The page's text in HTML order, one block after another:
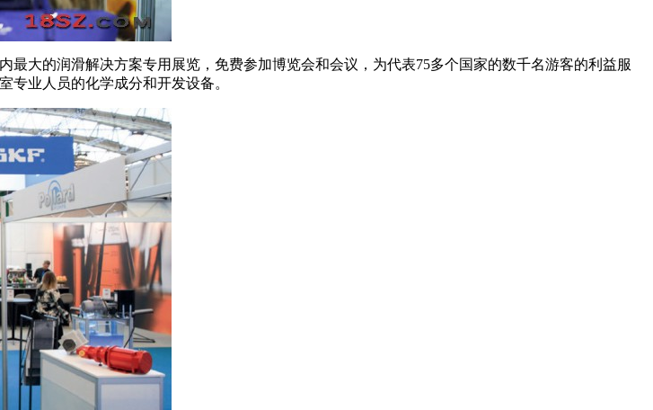
大的润滑解决方案专用展览，免费参加博览会和会议，为代表75多个国家的数千名游客的利益服
专业人员的化学成分和开发设备。